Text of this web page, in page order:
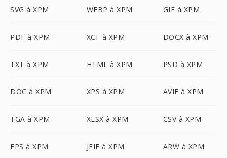
SVG à XPM WEBP à XPM GIF à XPM
PDF à XPM XCF à XPM DOCX à XPM
TXT à XPM HTML à XPM PSD à XPM
DOC à XPM XPS à XPM AVIF à XPM
TGA à XPM XLSX à XPM CSV à XPM
EPS à XPM JFIF à XPM ARW à XPM